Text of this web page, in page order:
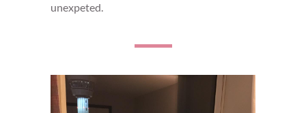
unexpeted.